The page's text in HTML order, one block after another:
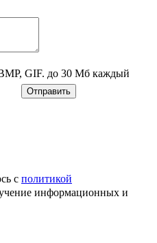
GIF. до 30 Мб каждый
Отправить
с политикой
информационных и